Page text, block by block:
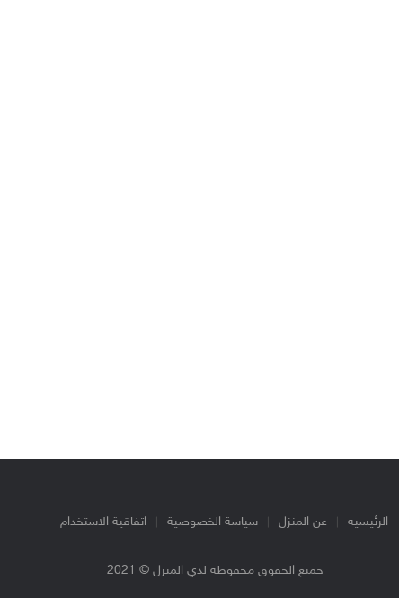
الرئيسيه عن المنزل سياسة الخصوصية اتفاقية الاستخدام
جميع الحقوق محفوظه لدي المنزل © 2021